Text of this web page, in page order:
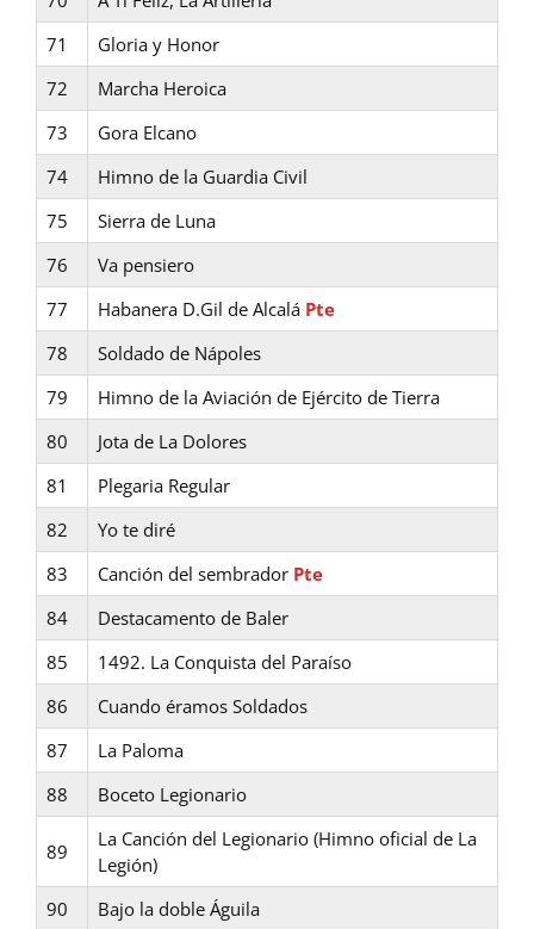
71
Gloria y Honor
72
Marcha Heroica
73
Gora Elcano
74
Himno de la Guardia Civil
75
Sierra de Luna
76
Va pensiero
77
Habanera D.Gil de Alcalá Pte
78
Soldado de Nápoles
79
Himno de la Aviación de Ejército de Tierra
80
Jota de La Dolores
81
Plegaria Regular
82
Yo te diré
83
Canción del sembrador Pte
84
Destacamento de Baler
85
1492. La Conquista del Paraíso
86
Cuando éramos Soldados
87
La Paloma
88
Boceto Legionario
89
La Canción del Legionario (Himno oficial de La
Legión)
90
Bajo la doble Águila